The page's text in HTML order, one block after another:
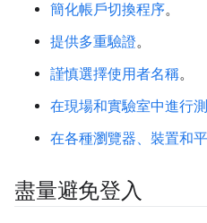
簡化帳戶切換程序。
提供多重驗證。
謹慎選擇使用者名稱。
在現場和實驗室中進行
在各種瀏覽器、裝置和
盡量避免登入